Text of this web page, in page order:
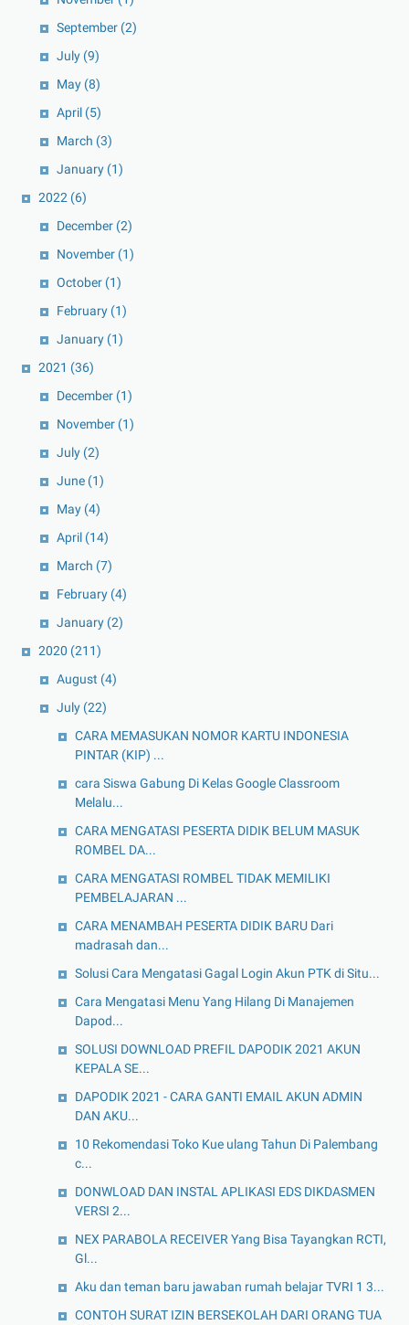
September (2)
July (9)
May (8)
April (5)
March (3)
January (1)
2022 (6)
December (2)
November (1)
October (1)
February (1)
January (1)
2021 (36)
December (1)
November (1)
July (2)
June (1)
May (4)
April (14)
March (7)
February (4)
January (2)
2020 (211)
August (4)
July (22)
CARA MEMASUKAN NOMOR KARTU INDONESIA
PINTAR (KIP) ...
cara Siswa Gabung Di Kelas Google Classroom
Melalu...
CARA MENGATASI PESERTA DIDIK BELUM MASUK
ROMBEL DA...
CARA MENGATASI ROMBEL TIDAK MEMILIKI
PEMBELAJARAN ...
CARA MENAMBAH PESERTA DIDIK BARU Dari
madrasah dan...
Solusi Cara Mengatasi Gagal Login Akun PTK di Situ...
Cara Mengatasi Menu Yang Hilang Di Manajemen
Dapod...
SOLUSI DOWNLOAD PREFIL DAPODIK 2021 AKUN
KEPALA SE...
DAPODIK 2021 - CARA GANTI EMAIL AKUN ADMIN
DAN AKU...
10 Rekomendasi Toko Kue ulang Tahun Di Palembang
c...
DONWLOAD DAN INSTAL APLIKASI EDS DIKDASMEN
VERSI 2...
NEX PARABOLA RECEIVER Yang Bisa Tayangkan RCTI,
Gl...
Aku dan teman baru jawaban rumah belajar TVRI 1 3...
CONTOH SURAT IZIN BERSEKOLAH DARI ORANG TUA